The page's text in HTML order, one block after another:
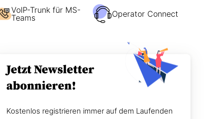
e
?
d
VoIP-Trunk für MS-
Teams
Operator Connect
Jetzt Newsletter
abonnieren!
Kostenlos registrieren immer auf dem Laufenden